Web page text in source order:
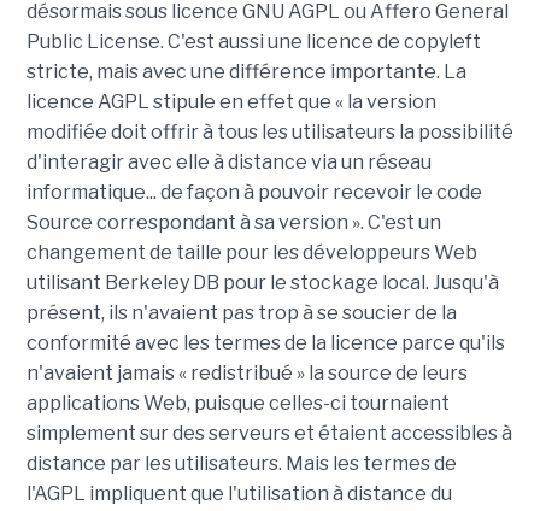
désormais sous licence GNU AGPL ou Affero General
Public License. C'est aussi une licence de copyleft
stricte, mais avec une différence importante. La
licence AGPL stipule en effet que « la version
modifiée doit offrir à tous les utilisateurs la possibilité
d'interagir avec elle à distance via un réseau
informatique... de façon à pouvoir recevoir le code
Source correspondant à sa version ». C'est un
changement de taille pour les développeurs Web
utilisant Berkeley DB pour le stockage local. Jusqu'à
présent, ils n'avaient pas trop à se soucier de la
conformité avec les termes de la licence parce qu'ils
n'avaient jamais « redistribué » la source de leurs
applications Web, puisque celles-ci tournaient
simplement sur des serveurs et étaient accessibles à
distance par les utilisateurs. Mais les termes de
l'AGPL impliquent que l'utilisation à distance du